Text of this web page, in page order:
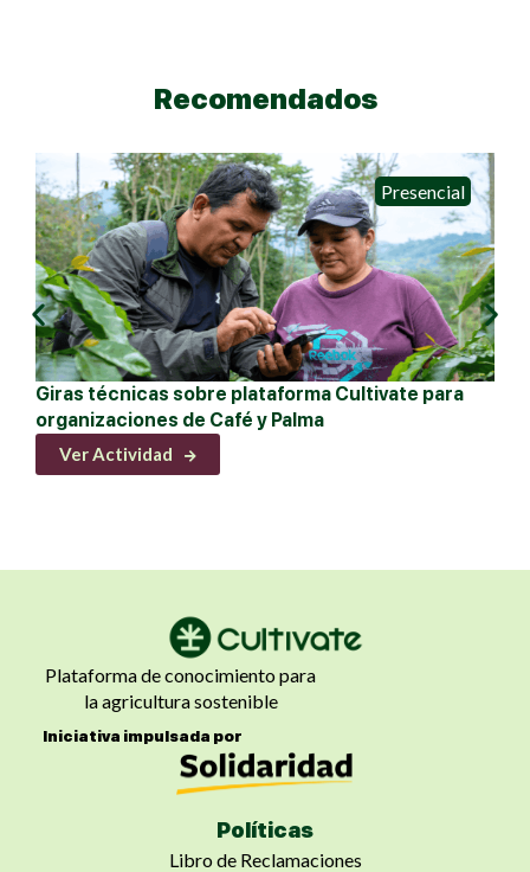
Recomendados
Presencial
Giras técnicas sobre plataforma Cultivate para
organizaciones de Café y Palma
Ver Actividad
Plataforma de conocimiento para
la agricultura sostenible
Iniciativa impulsada por
Políticas
Libro de Reclamaciones